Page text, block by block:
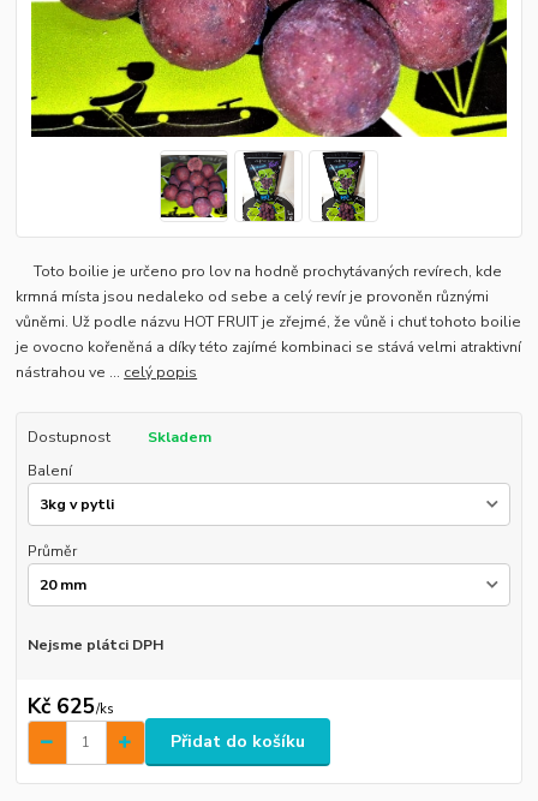
Toto boilie je určeno pro lov na hodně prochytávaných revírech, kde
krmná místa jsou nedaleko od sebe a celý revír je provoněn různými
vůněmi. Už podle názvu HOT FRUIT je zřejmé, že vůně i chuť tohoto boilie
je ovocno kořeněná a díky této zajímé kombinaci se stává velmi atraktivní
nástrahou ve ... celý popis
Dostupnost
Skladem
Balení
Průměr
Nejsme plátci DPH
Kč 625/ks
Přidat do košíku